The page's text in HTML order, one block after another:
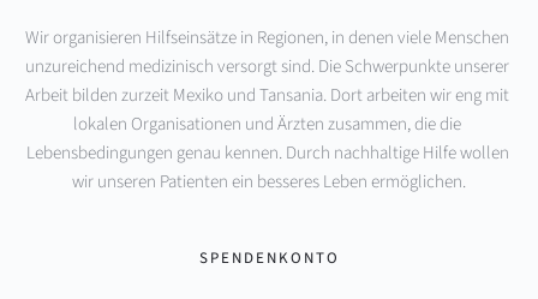
Wir organisieren Hilfseinsätze in Regionen, in denen viele Menschen
unzureichend medizinisch versorgt sind. Die Schwerpunkte unserer
Arbeit bilden zurzeit Mexiko und Tansania. Dort arbeiten wir eng mit
lokalen Organisationen und Ärzten zusammen, die die
Lebensbedingungen genau kennen. Durch nachhaltige Hilfe wollen
wir unseren Patienten ein besseres Leben ermöglichen.
SPENDENKONTO